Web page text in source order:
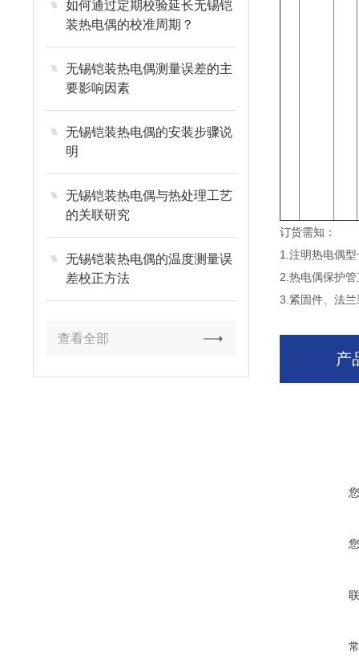
如何通过定期校验延长无锡铠
装热电偶的校准周期？
无锡铠装热电偶测量误差的主
要影响因素
无锡铠装热电偶的安装步骤说
明
无锡铠装热电偶与热处理工艺
的关联研究
无锡铠装热电偶的温度测量误
差校正方法
查看全部
订货需知：
1.注明热电偶
2.热电偶保护
3.紧固件、法
产